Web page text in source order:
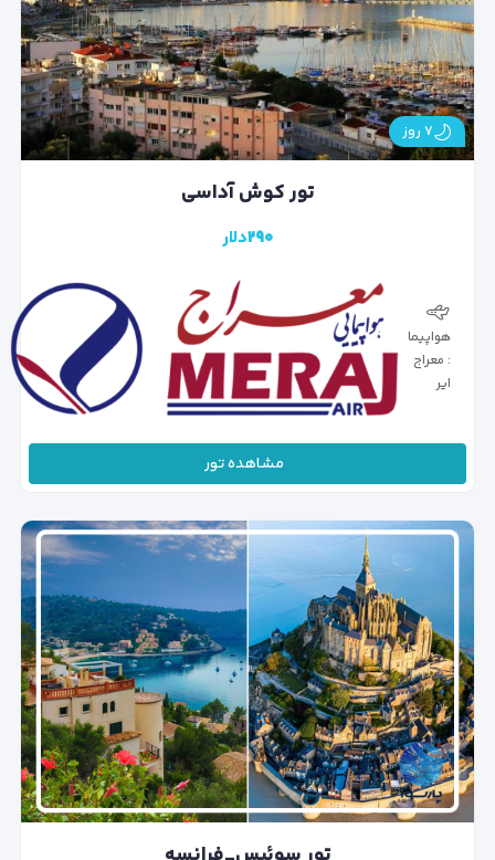
۷ روز
تور کوش آداسی
۲۹۰دلار
هواپیما
: معراج
ایر
مشاهده تور